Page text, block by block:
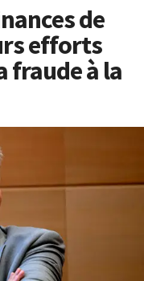
de
efforts
fraude à la